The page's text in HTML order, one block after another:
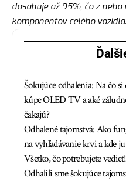
dosahuje až 95%, čo z
komponentov celého
Šokujúce odhalenia: Na čo
kúpe OLED TV a aké
čakajú?
Odhalené tajomstvá: Ako
na vyhľadávanie krvi a kde
Všetko, čo potrebujete vedieť!
Odhalili sme šokujúce